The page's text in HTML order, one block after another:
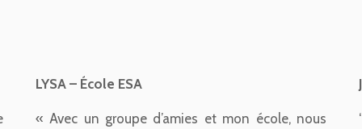
LYSA – École ESA
« Avec un groupe d’amies et mon école, nous